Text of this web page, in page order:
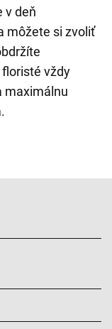
v deň
môžete si zvoliť
vždy
maximálnu